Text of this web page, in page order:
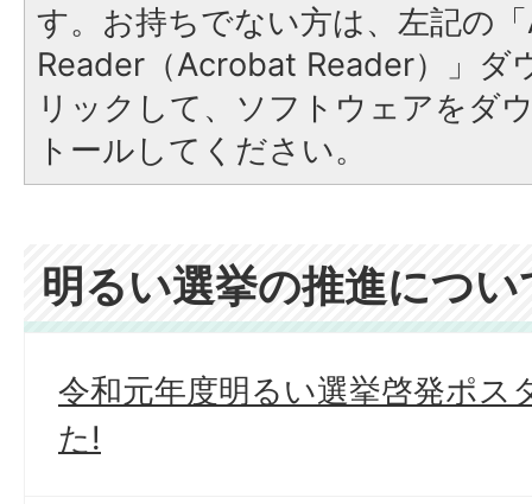
す。お持ちでない方は、左記の
Reader（Acrobat Reader）」ダ
リックして、ソフトウェアをダ
トールしてください。
明るい選挙の推進につい
令和元年度明るい選挙啓発ポス
た!